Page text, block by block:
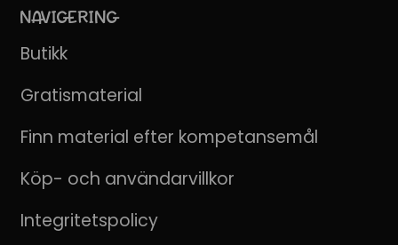
NAVIGERING
Butikk
Gratismaterial
Finn material efter kompetansemål
Köp- och användarvillkor
Integritetspolicy